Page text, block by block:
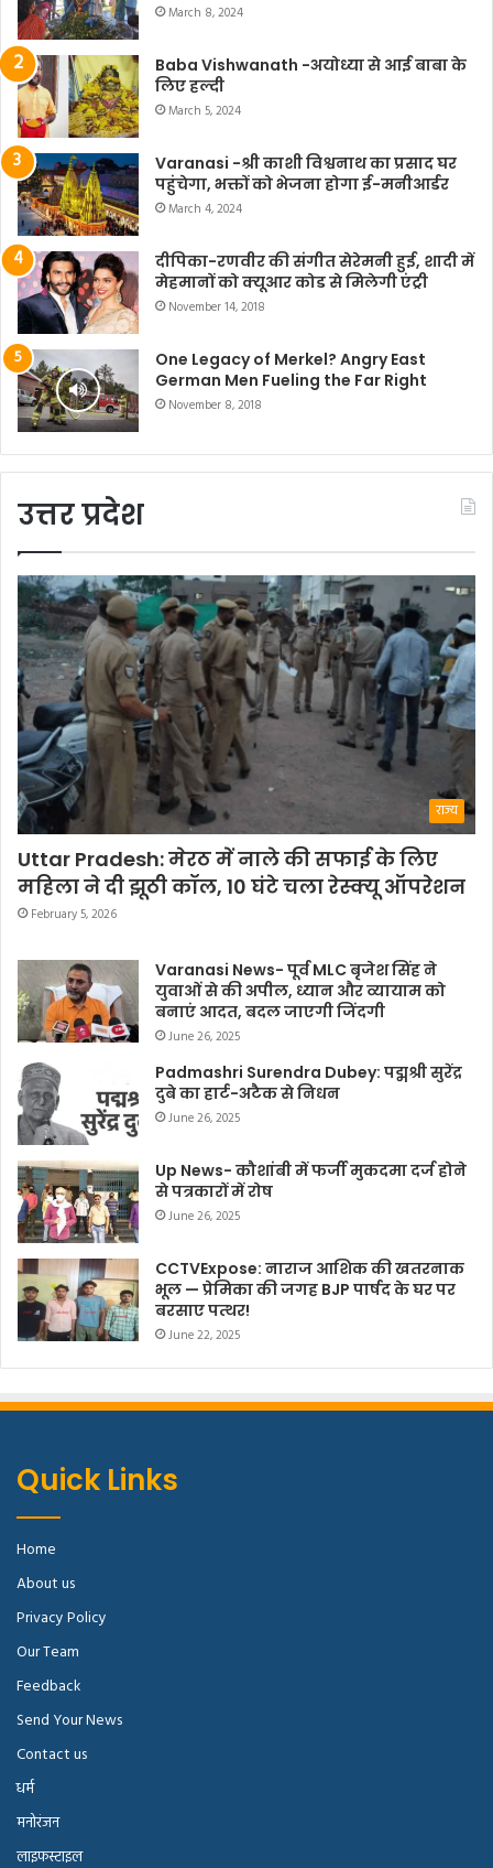
March 8, 2024
Baba Vishwanath -अयोध्या से आई बाबा के
लिए हल्दी
March 5, 2024
Varanasi -श्री काशी विश्वनाथ का प्रसाद घर
पहुंचेगा, भक्तों को भेजना होगा ई-मनीआर्डर
March 4, 2024
दीपिका-रणवीर की संगीत सेरेमनी हुई, शादी में
मेहमानों को क्यूआर कोड से मिलेगी एंट्री
November 14, 2018
One Legacy of Merkel? Angry East
German Men Fueling the Far Right
November 8, 2018
उत्तर प्रदेश
राज्य
Uttar Pradesh: मेरठ में नाले की सफाई के लिए
महिला ने दी झूठी कॉल, 10 घंटे चला रेस्क्यू ऑपरेशन
February 5, 2026
Varanasi News- पूर्व MLC बृजेश सिंह ने
युवाओं से की अपील, ध्यान और व्यायाम को
बनाएं आदत, बदल जाएगी जिंदगी
June 26, 2025
Padmashri Surendra Dubey: पद्मश्री सुरेंद्र
दुबे का हार्ट-अटैक से निधन
June 26, 2025
Up News- कौशांबी में फर्जी मुकदमा दर्ज होने
से पत्रकारों में रोष
June 26, 2025
CCTVExpose: नाराज आशिक की खतरनाक
भूल — प्रेमिका की जगह BJP पार्षद के घर पर
बरसाए पत्थर!
June 22, 2025
Quick Links
Home
About us
Privacy Policy
Our Team
Feedback
Send Your News
Contact us
धर्म
मनोरंजन
लाइफस्टाइल